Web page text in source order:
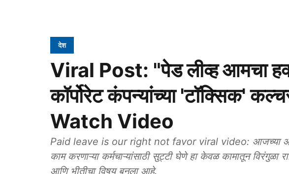
देश
Viral Post: "पेड लीव्ह आमचा
कॉर्पोरेट कंपन्यांच्या 'टॉक्सिक'
Watch Video
Paid leave is our right not favor viral video: आजच्या
काम करणाऱ्या कर्मचाऱ्यांसाठी सुट्टी घेणे हा केवळ कामातून विरंगुळा
आणि भीतीचा विषय बनला आहे.